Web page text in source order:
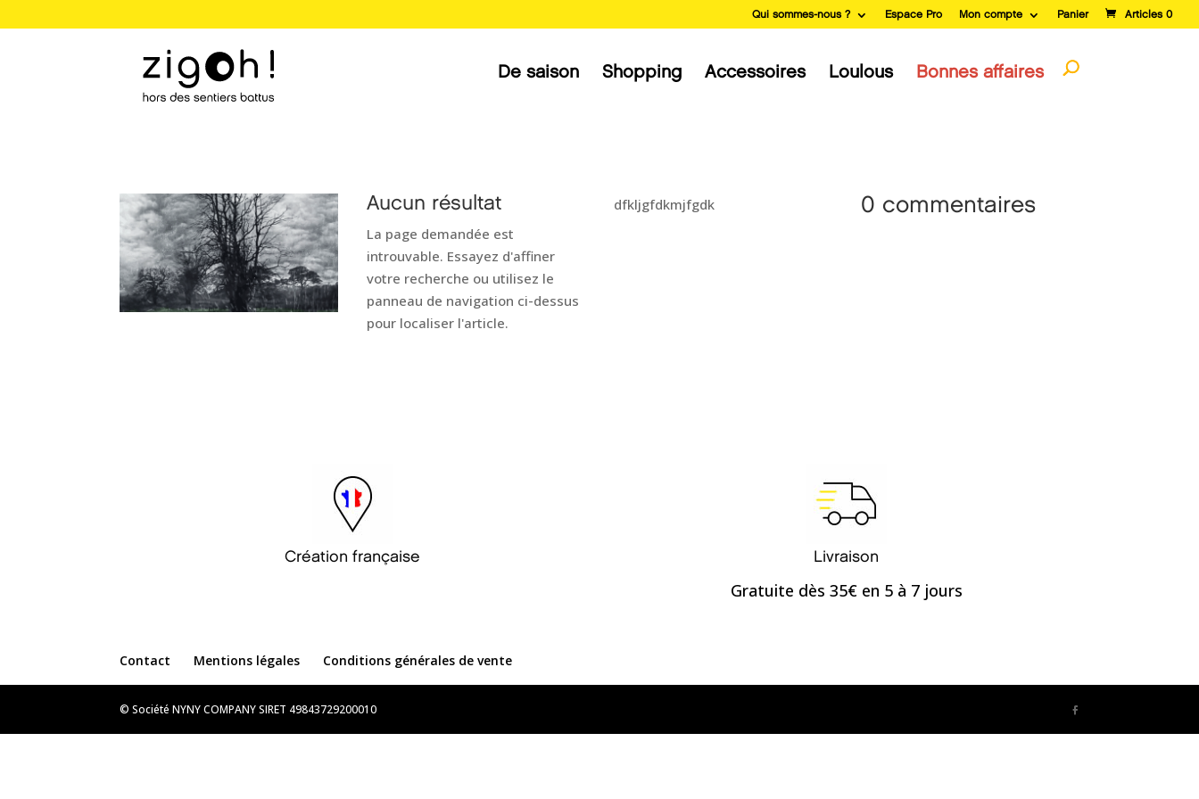
Qui sommes-nous ? Espace Pro Mon compte Panier Articles 0
De saison Shopping Accessoires Loulous Bonnes affaires
Aucun résultat
La page demandée est
introuvable. Essayez d'affiner
votre recherche ou utilisez le
panneau de navigation ci-dessus
pour localiser l'article.
dfkljgfdkmjfgdk 0 commentaires
Création française Livraison
Gratuite dès 35€ en 5 à 7 jours
Contact Mentions légales Conditions générales de vente
© Société NYNY COMPANY SIRET 49843729200010